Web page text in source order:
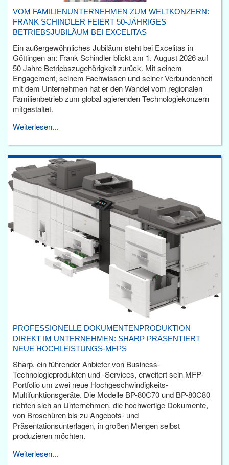
VOM FAMILIENUNTERNEHMEN ZUM WELTKONZERN:
FRANK SCHINDLER FEIERT 50-JÄHRIGES
BETRIEBSJUBILÄUM BEI EXCELITAS
Ein außergewöhnliches Jubiläum steht bei Excelitas in
Göttingen an: Frank Schindler blickt am 1. August 2026 auf
50 Jahre Betriebszugehörigkeit zurück. Mit seinem
Engagement, seinem Fachwissen und seiner Verbundenheit
mit dem Unternehmen hat er den Wandel vom regionalen
Familienbetrieb zum global agierenden Technologiekonzern
mitgestaltet.
Weiterlesen...
PROFESSIONELLE DOKUMENTENPRODUKTION
DIREKT IM UNTERNEHMEN: SHARP PRÄSENTIERT
NEUE HOCHLEISTUNGS-MFPS
Sharp, ein führender Anbieter von Business-
Technologieprodukten und -Services, erweitert sein MFP-
Portfolio um zwei neue Hochgeschwindigkeits-
Multifunktionsgeräte. Die Modelle BP-80C70 und BP-80C80
richten sich an Unternehmen, die hochwertige Dokumente,
von Broschüren bis zu Angebots- und
Präsentationsunterlagen, in großen Mengen selbst
produzieren möchten.
Weiterlesen...